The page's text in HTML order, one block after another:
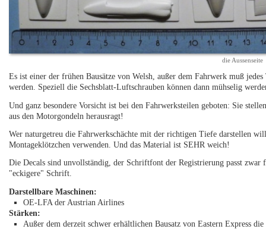
die Aussenseite
Es ist einer der frühen Bausätze von Welsh, außer dem Fahrwerk muß
werden. Speziell die Sechsblatt-Luftschrauben können dann mühselig
Und ganz besondere Vorsicht ist bei den Fahrwerksteilen geboten: Sie
aus den Motorgondeln herausragt!
Wer naturgetreu die Fahrwerkschächte mit der richtigen Tiefe darstellen
Montageklötzchen verwenden. Und das Material ist SEHR weich!
Die Decals sind unvollständig, der Schriftfont der Registrierung passt
"eckigere" Schrift.
Darstellbare Maschinen:
OE-LFA der Austrian Airlines
Stärken:
Außer dem derzeit schwer erhältlichen Bausatz von Eastern Express